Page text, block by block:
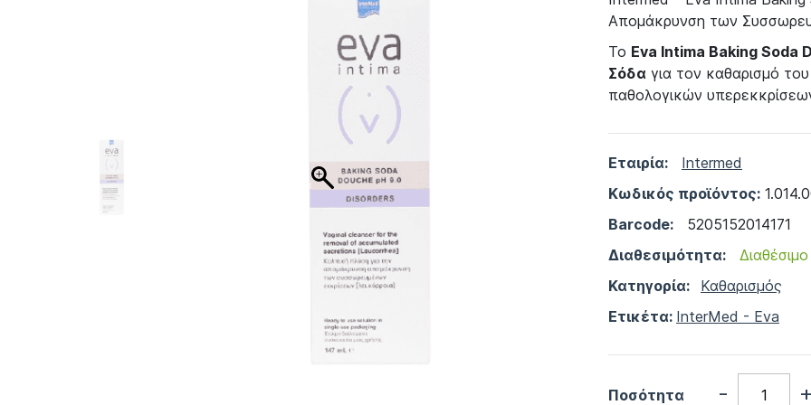
Απομάκρυνση των
Το Eva Intima Baking Soda
Σόδα για τον καθαρισμό
παθολογικών
Εταιρία:
Intermed
Κωδικός προϊόντος:
Barcode:
5205152014171
Διαθεσιμότητα:
Διαθέσιμο
Κατηγορία: Καθαρισμός
Ετικέτα: InterMed - Eva
Ποσότητα -